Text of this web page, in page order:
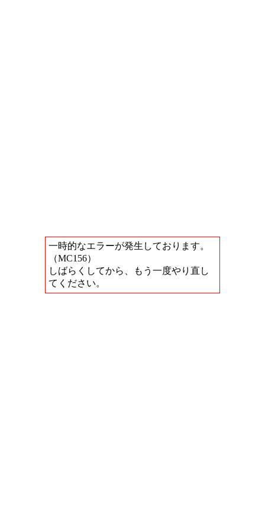
一時的なエラーが発生しております。
（MC156）
しばらくしてから、もう一度やり直し
てください。